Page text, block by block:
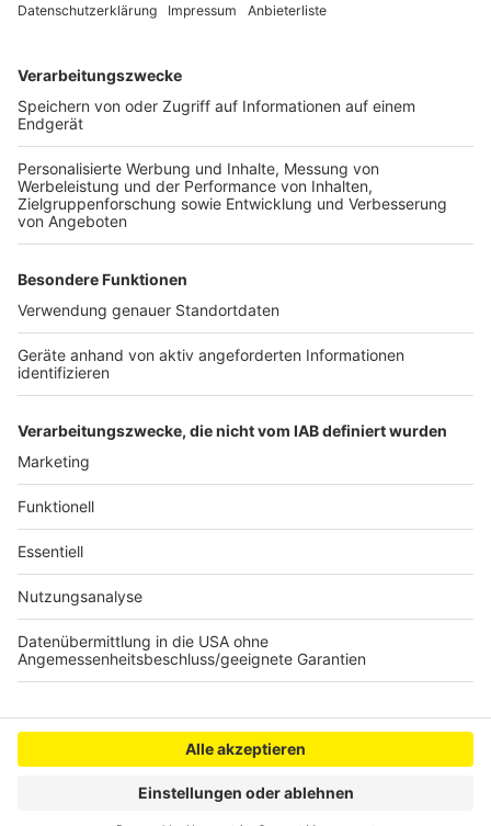
Die Polizei bittet Zeugen, die verdächtige
Hinweise können bei jeder Polizeidienststelle im
Rhein-Erft-Kreis abgegeben werden.
Anzeige
Weitere Themen von Rhein und Erft
Anzeige
Voller Flughafen zum Start der Herbstferien
Weitere Urteile um Hürther Drogen-Diebstahl
Pläne für alten Hürther Rangierbahnhof
Anzeige
Anzeige